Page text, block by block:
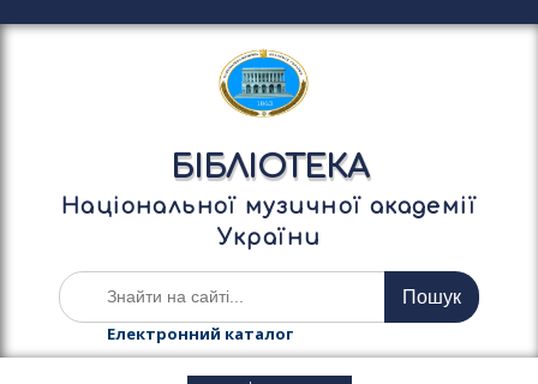
е
у
БІБЛІОТЕКА
Національної музичної академії
України
Ш
у
а
Електронний каталог